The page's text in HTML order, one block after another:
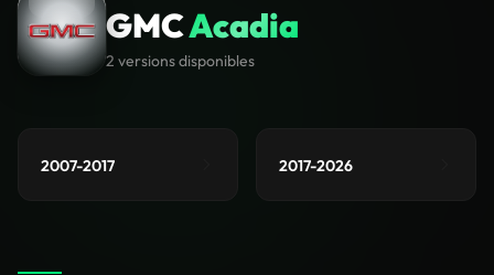
GMCAcadia
2 versions disponibles
2007-2017 2017-2026